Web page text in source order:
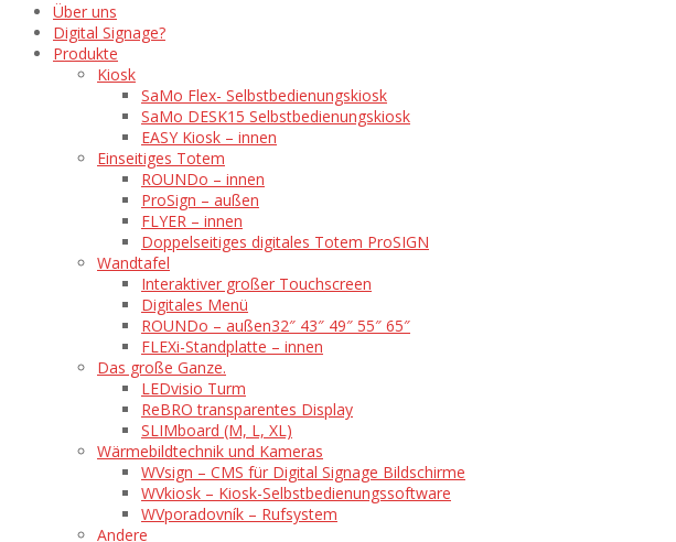
Über uns
Digital Signage?
Produkte
Kiosk
SaMo Flex- Selbstbedienungskiosk
SaMo DESK15 Selbstbedienungskiosk
EASY Kiosk – innen
Einseitiges Totem
ROUNDo – innen
ProSign – außen
FLYER – innen
Doppelseitiges digitales Totem ProSIGN
Wandtafel
Interaktiver großer Touchscreen
Digitales Menü
ROUNDo – außen32″ 43″ 49″ 55″ 65″
FLEXi-Standplatte – innen
Das große Ganze.
LEDvisio Turm
ReBRO transparentes Display
SLIMboard (M, L, XL)
Wärmebildtechnik und Kameras
WVsign – CMS für Digital Signage Bildschirme
WVkiosk – Kiosk-Selbstbedienungssoftware
WVporadovník – Rufsystem
Andere